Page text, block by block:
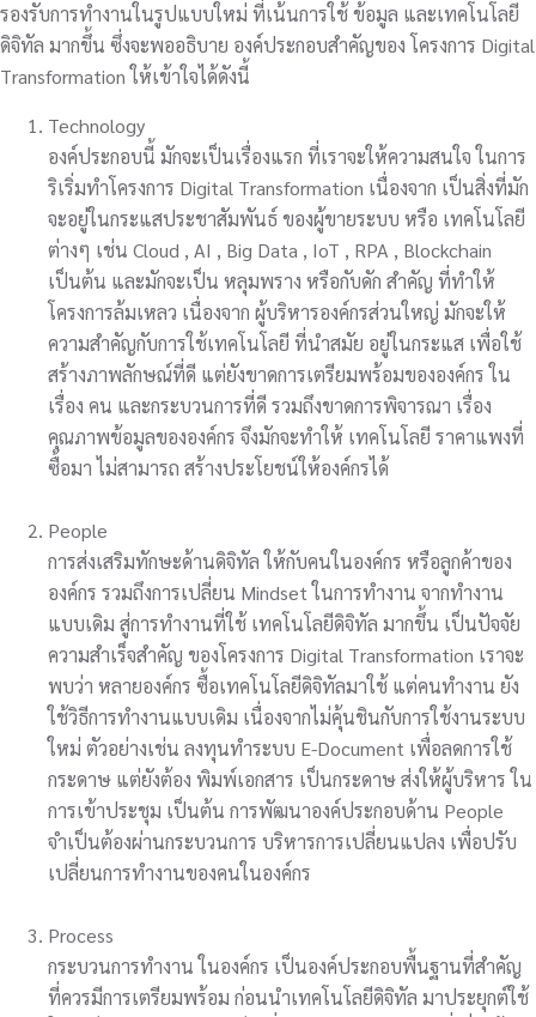
รองรับการทำงานในรูปแบบใหม่ ที่เน้นการใช้ ข้อมูล และเทคโนโลยี
ดิจิทัล มากขึ้น ซึ่งจะพออธิบาย องค์ประกอบสำคัญของ โครงการ Digital
Transformation ให้เข้าใจได้ดังนี้
Technology
องค์ประกอบนี้ มักจะเป็นเรื่องแรก ที่เราจะให้ความสนใจ ในการ
ริเริ่มทำโครงการ Digital Transformation เนื่องจาก เป็นสิ่งที่มัก
จะอยู่ในกระแสประชาสัมพันธ์ ของผู้ขายระบบ หรือ เทคโนโลยี
ต่างๆ เช่น Cloud , AI , Big Data , IoT , RPA , Blockchain
เป็นต้น และมักจะเป็น หลุมพราง หรือกับดัก สำคัญ ที่ทำให้
โครงการล้มเหลว เนื่องจาก ผู้บริหารองค์กรส่วนใหญ่ มักจะให้
ความสำคัญกับการใช้เทคโนโลยี ที่นำสมัย อยู่ในกระแส เพื่อใช้
สร้างภาพลักษณ์ที่ดี แต่ยังขาดการเตรียมพร้อมขององค์กร ใน
เรื่อง คน และกระบวนการที่ดี รวมถึงขาดการพิจารณา เรื่อง
คุณภาพข้อมูลขององค์กร จึงมักจะทำให้ เทคโนโลยี ราคาแพงที่
ซื้อมา ไม่สามารถ สร้างประโยชน์ให้องค์กรได้
People
การส่งเสริมทักษะด้านดิจิทัล ให้กับคนในองค์กร หรือลูกค้าของ
องค์กร รวมถึงการเปลี่ยน Mindset ในการทำงาน จากทำงาน
แบบเดิม สู่การทำงานที่ใช้ เทคโนโลยีดิจิทัล มากขึ้น เป็นปัจจัย
ความสำเร็จสำคัญ ของโครงการ Digital Transformation เราจะ
พบว่า หลายองค์กร ซื้อเทคโนโลยีดิจิทัลมาใช้ แต่คนทำงาน ยัง
ใช้วิธีการทำงานแบบเดิม เนื่องจากไม่คุ้นชินกับการใช้งานระบบ
ใหม่ ตัวอย่างเช่น ลงทุนทำระบบ E-Document เพื่อลดการใช้
กระดาษ แต่ยังต้อง พิมพ์เอกสาร เป็นกระดาษ ส่งให้ผู้บริหาร ใน
การเข้าประชุม เป็นต้น การพัฒนาองค์ประกอบด้าน People
จำเป็นต้องผ่านกระบวนการ บริหารการเปลี่ยนแปลง เพื่อปรับ
เปลี่ยนการทำงานของคนในองค์กร
Process
กระบวนการทำงาน ในองค์กร เป็นองค์ประกอบพื้นฐานที่สำคัญ
ที่ควรมีการเตรียมพร้อม ก่อนนำเทคโนโลยีดิจิทัล มาประยุกต์ใช้